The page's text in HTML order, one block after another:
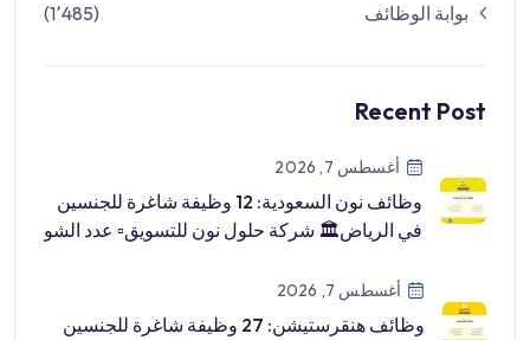
بوابة الوظائف (1٬485)
Recent Post
أغسطس 7, 2026
وظائف نون السعودية: 12 وظيفة شاغرة للجنسين
في الرياض🏛 شركة حلول نون للتسويق▫️ عدد الشو
أغسطس 7, 2026
وظائف هنقرستيشن: 27 وظيفة شاغرة للجنسين